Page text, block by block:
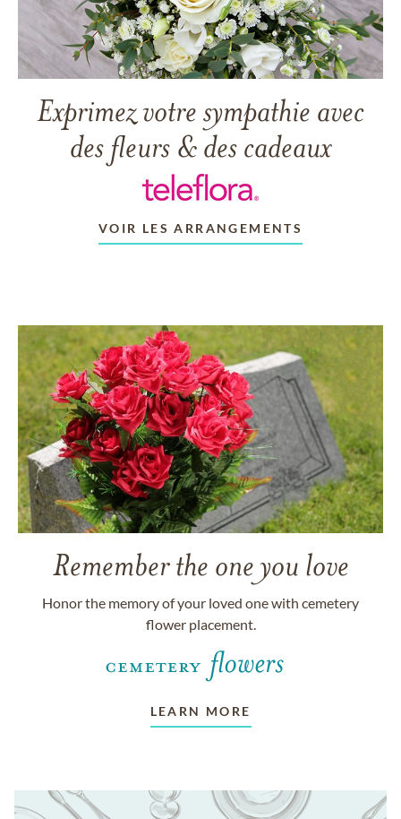
Exprimez votre sympathie avec
des fleurs & des cadeaux
VOIR LES ARRANGEMENTS
Remember the one you love
Honor the memory of your loved one with cemetery
flower placement.
LEARN MORE